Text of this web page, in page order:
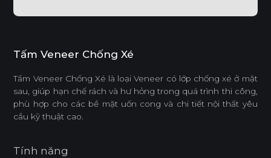
Tấm Veneer Chống Xé
Tấm Veneer Chống Xé là loại Veneer có lớp chống xé ở mặt
sau, giúp hạn chế rách và hư hỏng trong quá trình thi công,
phù hợp cho các bề mặt uốn cong và chi tiết nội thất yêu
cầu kỹ thuật cao.
Tính năng